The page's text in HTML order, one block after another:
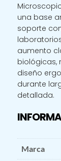
una base
soporte
aumento
biológicas,
diseño
durante
detallada.
Marca